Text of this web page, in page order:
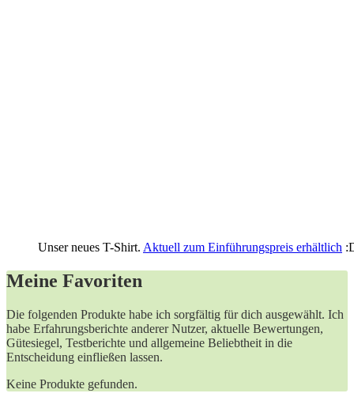
Unser neues T-Shirt. Aktuell zum Einführungspreis erhältlich
Meine ‍Favoriten
Die folgenden Produkte ‌habe ich sorgfältig für dich ausgewählt. ⁢Ich
habe Erfahrungsberichte anderer Nutzer, aktuelle Bewertungen,
Gütesiegel, Testberichte und allgemeine Beliebtheit ⁤in die
Entscheidung‍ einfließen lassen.
Keine Produkte gefunden.